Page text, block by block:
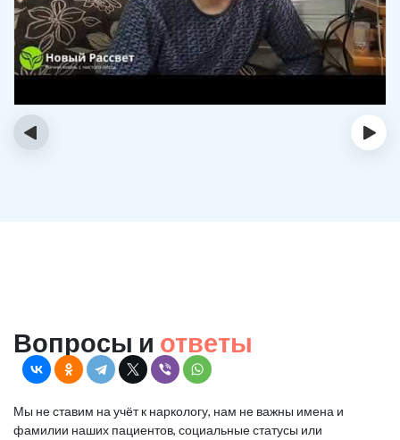
‹ ›
Вопросы и ответы
Мы не ставим на учёт к наркологу, нам не важны имена и
фамилии наших пациентов, социальные статусы или